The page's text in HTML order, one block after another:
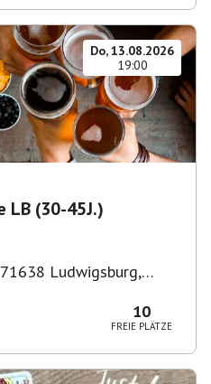
Do, 13.08.2026
19:00
LB (30-45J.)
71638 Ludwigsburg,
10
FREIE PLÄTZE